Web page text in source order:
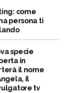
come
persona ti
specie
in
il nome
il
tv